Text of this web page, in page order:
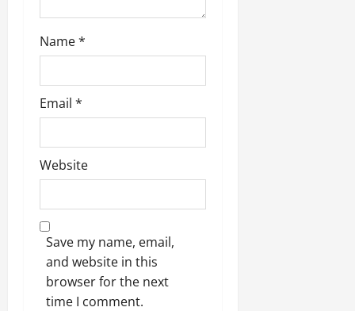
Name*
Email *
Website
Save my name, email,
and website in this
browser for the next
time I comment.